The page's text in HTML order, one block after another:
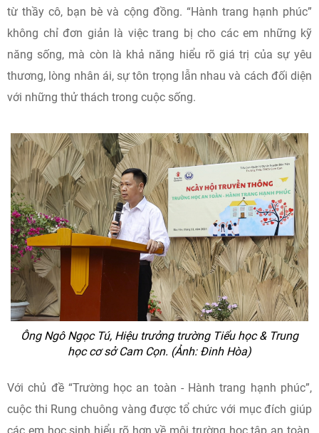
từ thầy cô, bạn bè và cộng đồng. “Hành trang hạnh phúc”
không chỉ đơn giản là việc trang bị cho các em những kỹ
năng sống, mà còn là khả năng hiểu rõ giá trị của sự yêu
thương, lòng nhân ái, sự tôn trọng lẫn nhau và cách đối diện
với những thử thách trong cuộc sống.
Ông Ngô Ngọc Tú, Hiệu trưởng trường Tiểu học & Trung
học cơ sở Cam Cọn. (Ảnh: Đinh Hòa)
Với chủ đề “Trường học an toàn - Hành trang hạnh phúc”,
cuộc thi Rung chuông vàng được tổ chức với mục đích giúp